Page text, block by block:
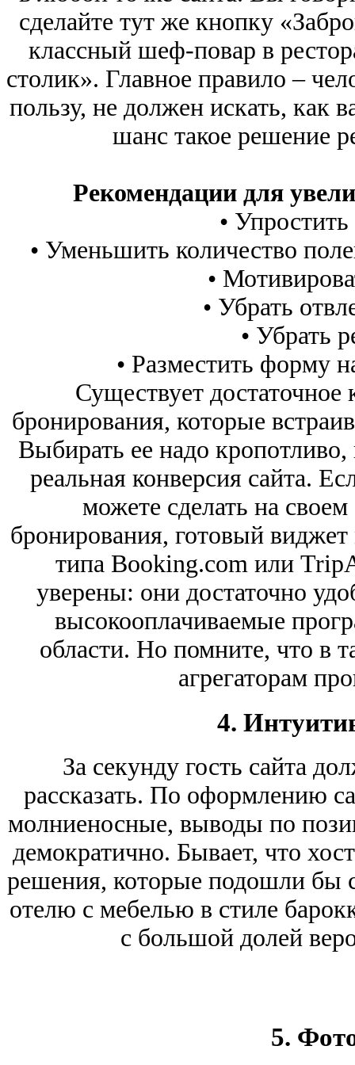
сделайте тут же кнопку
классный шеф-повар в
столик». Главное правило –
пользу, не должен искать, как
шанс такое решение
Рекомендации для
•
• Уменьшить количество
•
• Убрать
• Убрать
• Разместить форму
Существует достаточное
бронирования, которые
Выбирать ее надо кропотливо,
реальная конверсия сайта.
можете сделать на
бронирования, готовый
типа Booking.com или
уверены: они достаточно
высокооплачиваемые
области. Но помните, что в
агрегаторам
4.
За секунду гость сайта
рассказать. По оформлению
молниеносные, выводы по
демократично. Бывает, что
решения, которые подошли бы
отелю с мебелью в стиле
с большой долей
5.